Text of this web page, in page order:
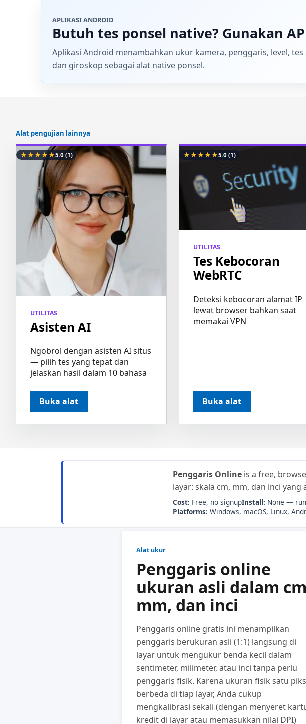
APLIKASI ANDROID
Butuh tes ponsel native? Gunakan
Aplikasi Android menambahkan ukur kamera, penggaris, level,
dan giroskop sebagai alat native ponsel.
Alat pengujian lainnya
★★★★★5.0(1)
UTILITAS
Asisten AI
Ngobrol dengan asisten AI situs
— pilih tes yang tepat dan
jelaskan hasil dalam 10 bahasa
Buka alat
★★★★★5.0(1)
UTILITAS
Tes Kebocoran
WebRTC
Deteksi kebocoran alamat IP
lewat browser bahkan saat
memakai VPN
Buka alat
Penggaris Online is a free,
layar: skala cm, mm, dan inci yang
Cost: Free, no signupInstall: None —
Platforms: Windows, macOS, Linux,
Alat ukur
Penggaris online
ukuran asli dalam
mm, dan inci
Penggaris online gratis ini menampilkan
penggaris berukuran asli (1:1) langsung di
layar untuk mengukur benda kecil dalam
sentimeter, milimeter, atau inci tanpa perlu
penggaris fisik. Karena ukuran fisik satu
berbeda di tiap layar, Anda cukup
mengkalibrasi sekali (dengan menyeret
kredit di layar atau memasukkan nilai DPI)